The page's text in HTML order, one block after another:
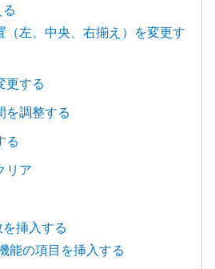
（左、中央、右揃え）を変更す
更する
を調整する
る
リア
挿入する
能の項目を挿入する